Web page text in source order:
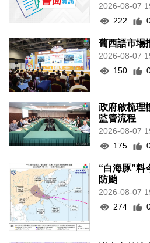
2026-08-07
222
葡西語市場
2026-08-07
150
政府啟梳理
監管流程
2026-08-07
175
“白海豚”料
防颱
2026-08-07
274